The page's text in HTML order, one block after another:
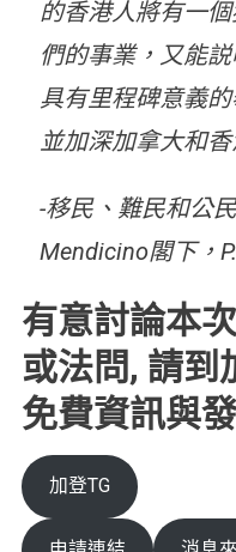
的香港人將有一
們的事業，又能
具有里程碑意義
並加深加拿大和
-移民、難民和公
Mendicino閣下，
有意討論本
或法問, 請到
免費資訊與
加登TG